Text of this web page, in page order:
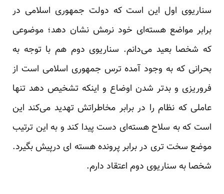
سناریوی اول این است که دولت جمهوری اسلامی در
برابر مواضع هسته‌ای خود نرمش نشان دهد؛ موضوعی
که شخصا بعید می‌دانم. سناریوی دوم هم با توجه به
بحرانی که به وجود آمده ترس جمهوری اسلامی است از
فروریزی و بد‌تر شدن اوضاع و اینکه تشخیص دهد تنها
عاملی که نظام را در برابر مخاطراتش تهدید می‌کند این
است که به سلاح هسته‌ای دست پیدا کند و به این ترتیب
موضع سخت تری در برابر پرونده هسته ای درپیش بگیرد.
شخصا به سناریوی دوم اعتقاد دارم.